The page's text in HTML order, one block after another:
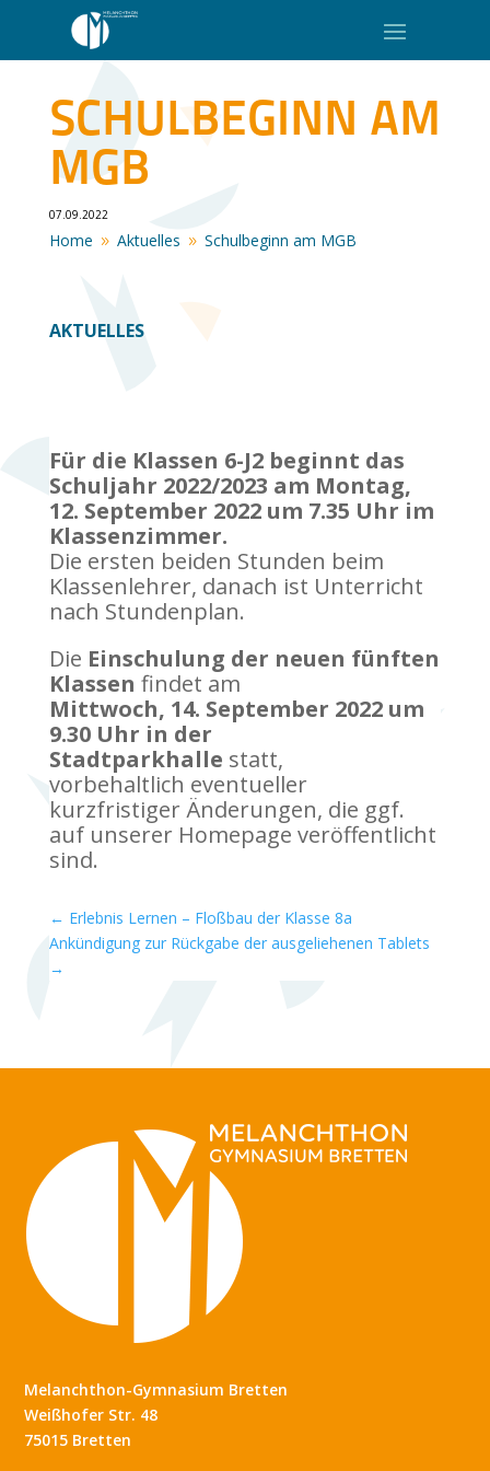
SCHULBEGINN AM
MGB
07.09.2022
Home 9 Aktuelles 9 Schulbeginn am MGB
AKTUELLES
Für die Klassen 6-J2 beginnt das
Schuljahr 2022/2023 am Montag,
12. September 2022 um 7.35 Uhr im
Klassenzimmer.
Die ersten beiden Stunden beim
Klassenlehrer, danach ist Unterricht
nach Stundenplan.
Die Einschulung der neuen fünften
Klassen findet am
Mittwoch, 14. September 2022 um
9.30 Uhr in der
Stadtparkhalle statt,
vorbehaltlich eventueller
kurzfristiger Änderungen, die ggf.
auf unserer Homepage veröffentlicht
sind.
← Erlebnis Lernen – Floßbau der Klasse 8a
Ankündigung zur Rückgabe der ausgeliehenen Tablets
→
Melanchthon-Gymnasium Bretten
Weißhofer Str. 48
75015 Bretten